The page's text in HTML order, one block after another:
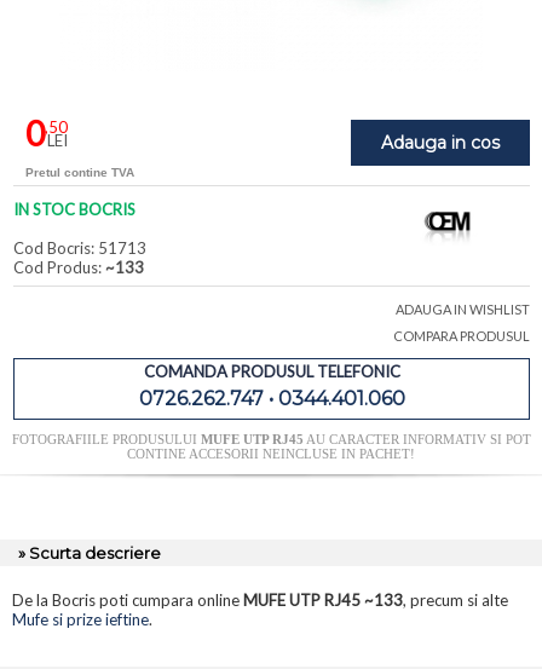
Adauga in cos
0,50
LEI
Pretul contine TVA
IN STOC BOCRIS
Cod Bocris: 51713
Cod Produs:~133
ADAUGA IN WISHLIST
COMPARA PRODUSUL
COMANDA PRODUSUL TELEFONIC
0726.262.747 • 0344.401.060
FOTOGRAFIILE PRODUSULUI MUFE UTP RJ45 AU CARACTER INFORMATIV SI POT
CONTINE ACCESORII NEINCLUSE IN PACHET!
» Scurta descriere
De la Bocris poti cumpara online MUFE UTP RJ45 ~133, precum si alte
Mufe si prize ieftine.